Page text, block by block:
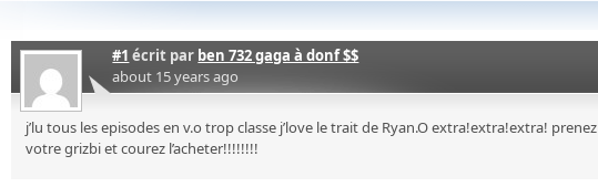
#1 écrit par ben 732 gaga à donf $$
about 15 years ago
j’lu tous les episodes en v.o trop classe j’love le trait de Ryan.O extra!extra!extra! prenez
votre grizbi et courez l’acheter!!!!!!!!